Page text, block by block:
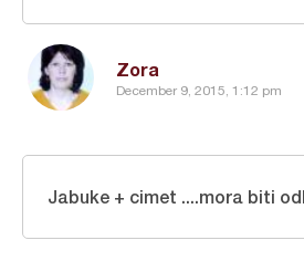
Zora
December 9, 2015, 1:12 pm
Jabuke + cimet ....mora biti